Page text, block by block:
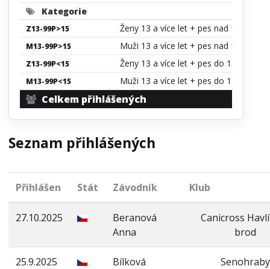
Kategorie
Z13-99P>15 Ženy 13 a více let + pes nad 15 kg
M13-99P>15 Muži 13 a více let + pes nad 15 kg
Z13-99P<15 Ženy 13 a více let + pes do 15 kg
M13-99P<15 Muži 13 a více let + pes do 15 kg
Celkem přihlášených
Seznam přihlášených
Přihlášen Stát Závodník Klub
27.10.2025
Beranová
Anna
Canicross
brod
25.9.2025
Bílková
Senohraby